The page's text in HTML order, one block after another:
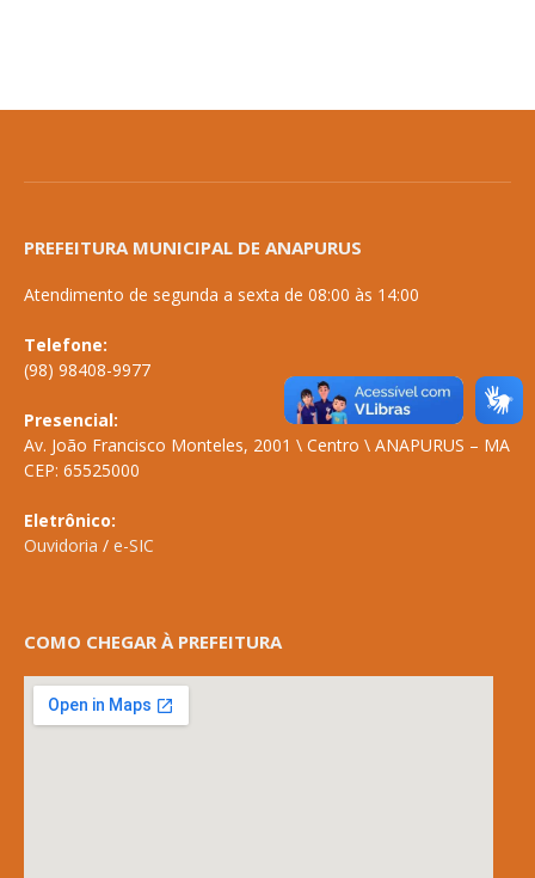
PREFEITURA MUNICIPAL DE ANAPURUS
Atendimento de segunda a sexta de 08:00 às 14:00
Telefone:
(98) 98408-9977
Presencial:
Av. João Francisco Monteles, 2001 \ Centro \ ANAPURUS – MA
CEP: 65525000
Eletrônico:
Ouvidoria / e-SIC
COMO CHEGAR À PREFEITURA